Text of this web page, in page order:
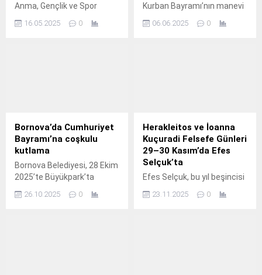
Anma, Gençlik ve Spor
“Gençliğimiz Var” temasıyla
16.05.2025 0
Kurban Bayramı’nın manevi
isteyen Aydın Büyükşehir
06.06.2025 0
Bornova’da Cumhuriyet
Bayramı’na coşkulu
kutlama
Bornova Belediyesi, 28 Ekim
2025’te Büyükpark’ta
Cumhuriyet Bayramı
26.10.2025 0
Herakleitos ve İoanna
Kuçuradi Felsefe Günleri
29–30 Kasım’da Efes
Selçuk’ta
Efes Selçuk, bu yıl beşincisi
İoanna Kuçuradi Felsefe
23.11.2025 0